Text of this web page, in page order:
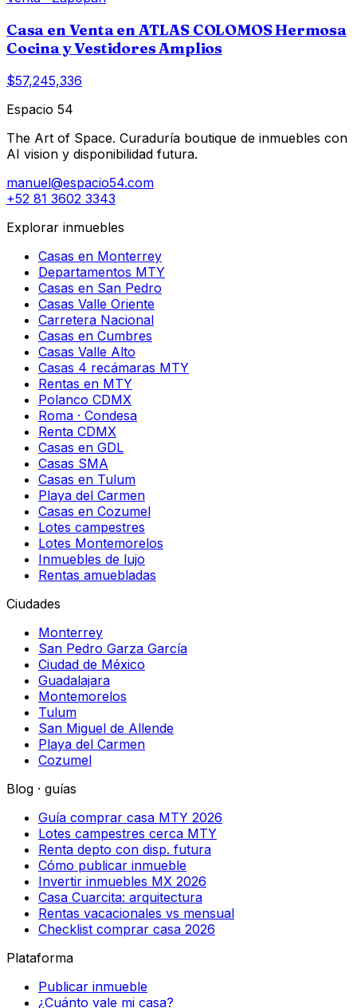
Casa en Venta en ATLAS COLOMOS Hermosa
Cocina y Vestidores Amplios
$57,245,336
Espacio 54
The Art of Space. Curaduría boutique de inmuebles con
AI vision y disponibilidad futura.
manuel@espacio54.com
+52 81 3602 3343
Explorar inmuebles
Casas en Monterrey
Departamentos MTY
Casas en San Pedro
Casas Valle Oriente
Carretera Nacional
Casas en Cumbres
Casas Valle Alto
Casas 4 recámaras MTY
Rentas en MTY
Polanco CDMX
Roma · Condesa
Renta CDMX
Casas en GDL
Casas SMA
Casas en Tulum
Playa del Carmen
Casas en Cozumel
Lotes campestres
Lotes Montemorelos
Inmuebles de lujo
Rentas amuebladas
Ciudades
Monterrey
San Pedro Garza García
Ciudad de México
Guadalajara
Montemorelos
Tulum
San Miguel de Allende
Playa del Carmen
Cozumel
Blog · guías
Guía comprar casa MTY 2026
Lotes campestres cerca MTY
Renta depto con disp. futura
Cómo publicar inmueble
Invertir inmuebles MX 2026
Casa Cuarcita: arquitectura
Rentas vacacionales vs mensual
Checklist comprar casa 2026
Plataforma
Publicar inmueble
¿Cuánto vale mi casa?